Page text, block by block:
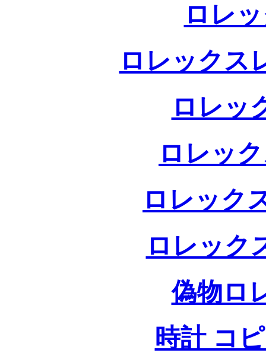
ロレ
ロレックス
ロレッ
ロレッ
ロレック
ロレック
偽物ロ
時計 コ